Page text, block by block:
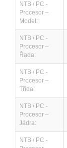
NTB / PC -
Procesor –
Model:
NTB / PC -
Procesor –
Řada:
NTB / PC -
Procesor –
Třída:
NTB / PC -
Procesor –
Jádra:
NTB / PC -